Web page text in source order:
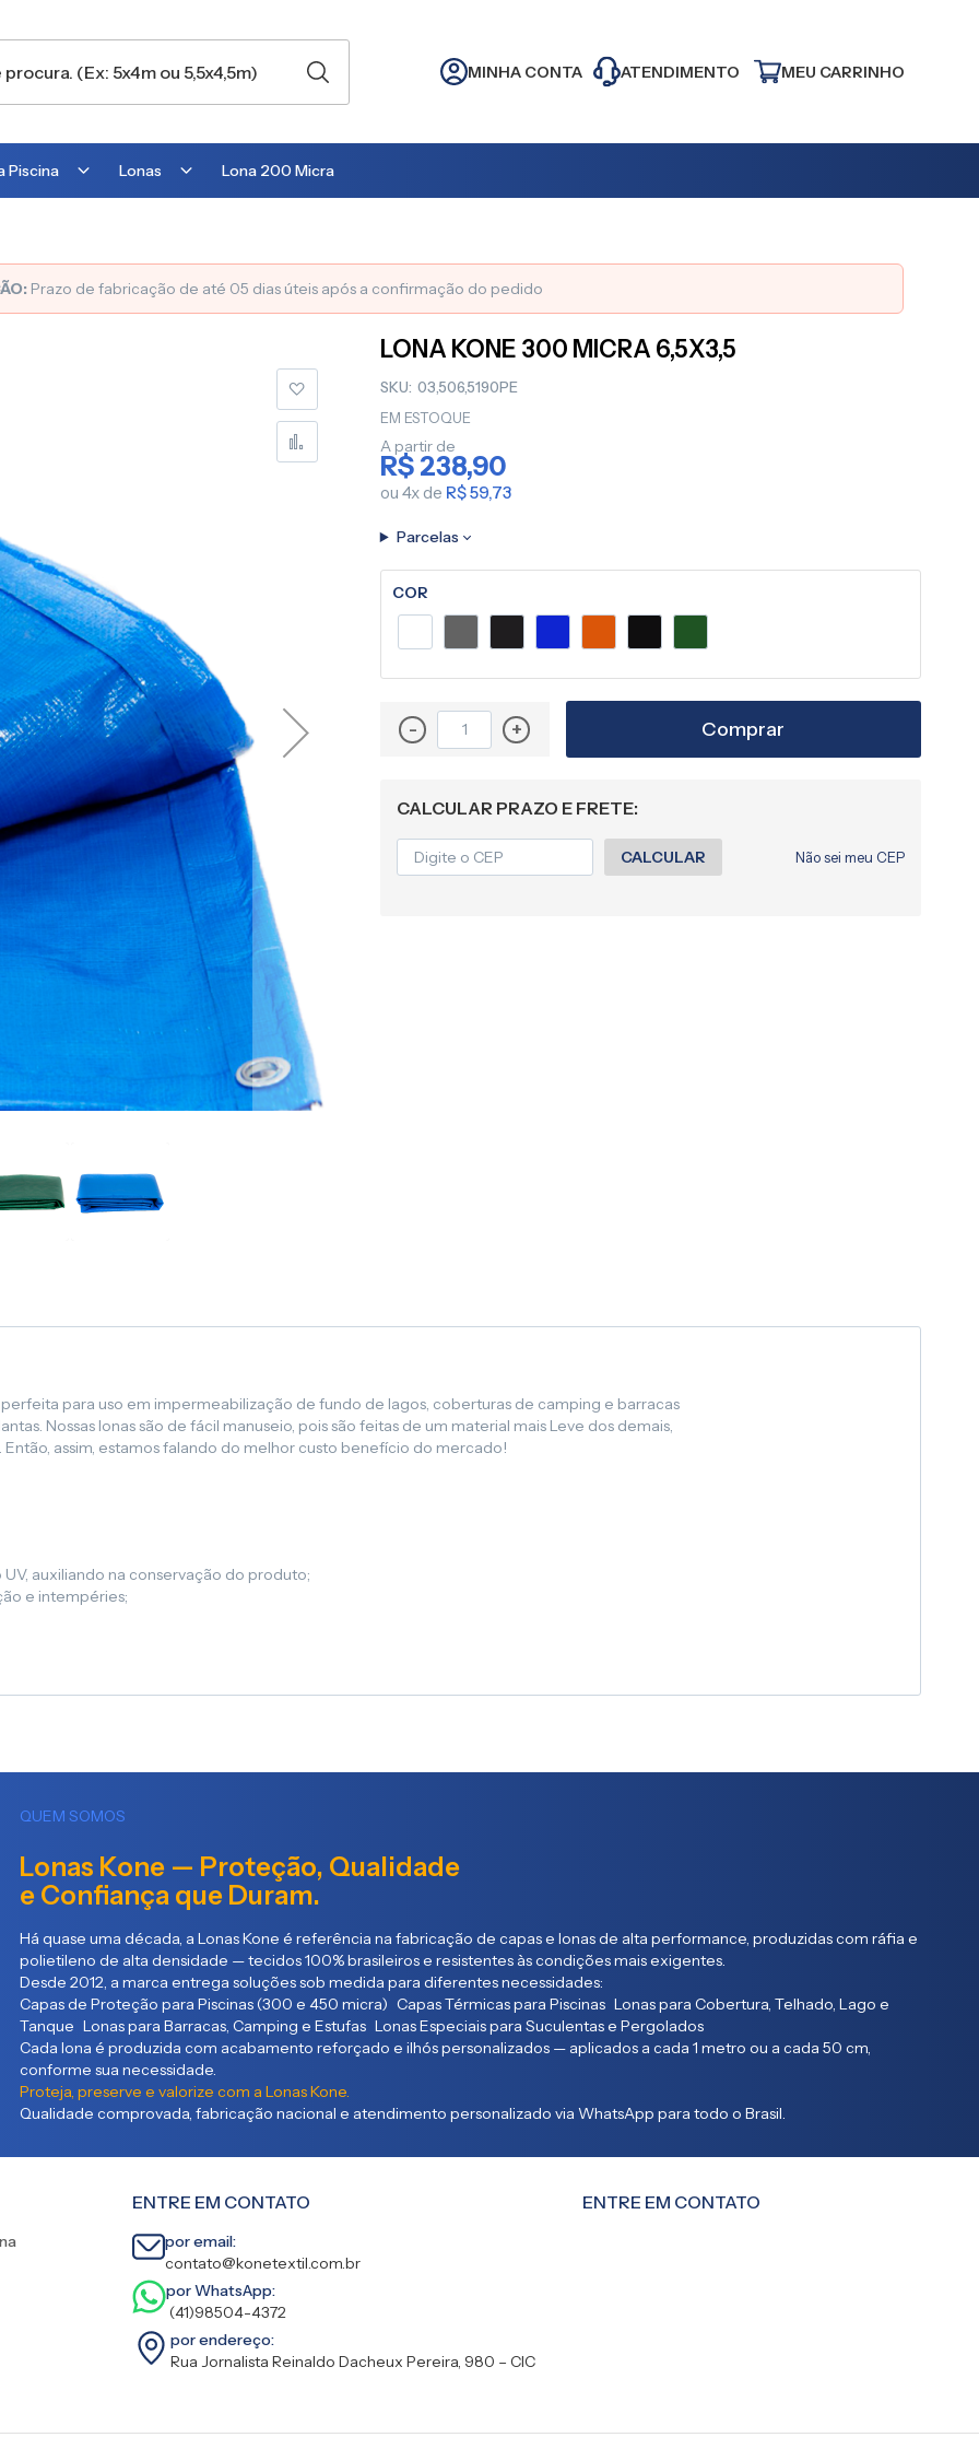
MINHA CONTA ATENDIMENTO MEU CARRINHO
Piscina Lonas
Lona para Lago
Lona para Telhado
Lona 200 Micra
Prazo de fabricação de até 05 dias úteis após a confirmação do pedido
LONA KONE 300 MICRA 6,5X3,5
SKU 03,506,5190PE
EM ESTOQUE
A partir de
R$ 238,90
ou 4x de R$ 59,73
Parcelas
COR
- + Comprar
CALCULAR PRAZO E FRETE:
CALCULAR Não sei meu CEP
para uso em impermeabilização de fundo de lagos, coberturas de camping e barracas
Nossas lonas são de fácil manuseio, pois são feitas de um material mais Leve dos demais,
assim, estamos falando do melhor custo benefício do mercado!
auxiliando na conservação do produto;
e intempéries;
QUEM SOMOS
Lonas Kone — Proteção, Qualidade
e Confiança que Duram.
Há quase uma década, a Lonas Kone é referência na fabricação de capas e lonas de alta performance, produzidas com ráfia e
polietileno de alta densidade — tecidos 100% brasileiros e resistentes às condições mais exigentes.
Desde 2012, a marca entrega soluções sob medida para diferentes necessidades:
Capas de Proteção para Piscinas (300 e 450 micra) Capas Térmicas para Piscinas Lonas para Cobertura, Telhado, Lago e
Tanque Lonas para Barracas, Camping e Estufas Lonas Especiais para Suculentas e Pergolados
Cada lona é produzida com acabamento reforçado e ilhós personalizados — aplicados a cada 1 metro ou a cada 50 cm,
conforme sua necessidade.
Proteja, preserve e valorize com a Lonas Kone.
Qualidade comprovada, fabricação nacional e atendimento personalizado via WhatsApp para todo o Brasil.
ENTRE EM CONTATO
por email:
contato@konetextil.com.br
por WhatsApp:
(41)98504-4372
por endereço:
Rua Jornalista Reinaldo Dacheux Pereira, 980 – CIC
ENTRE EM CONTATO